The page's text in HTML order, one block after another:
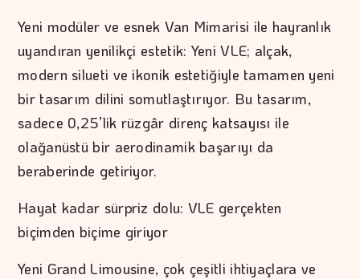
Yeni modüler ve esnek Van Mimarisi ile hayranlık
uyandıran yenilikçi estetik: Yeni VLE; alçak,
modern silueti ve ikonik estetiğiyle tamamen yeni
bir tasarım dilini somutlaştırıyor. Bu tasarım,
sadece 0,25’lik rüzgâr direnç katsayısı ile
olağanüstü bir aerodinamik başarıyı da
beraberinde getiriyor.
Hayat kadar sürpriz dolu: VLE gerçekten
biçimden biçime giriyor
Yeni Grand Limousine, çok çeşitli ihtiyaçlara ve